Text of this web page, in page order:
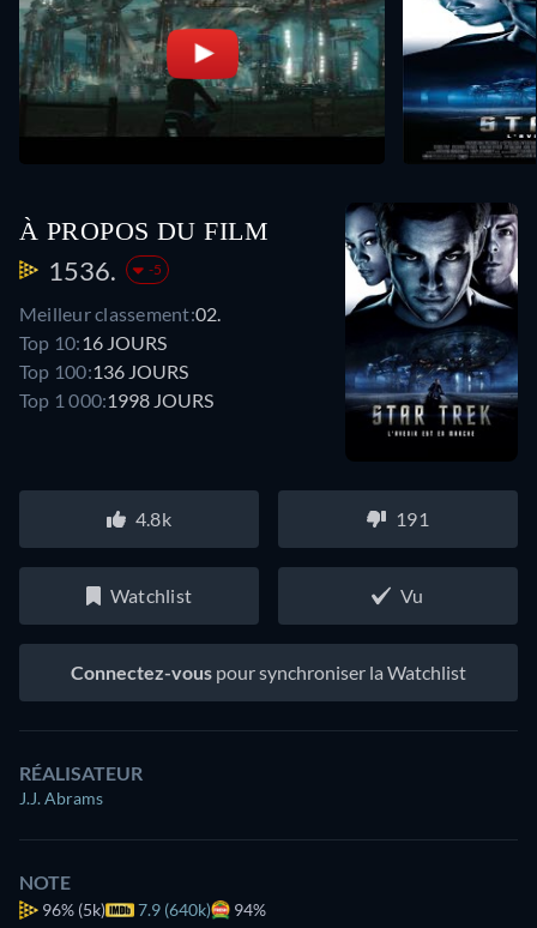
À PROPOS DU FILM
1536. -5
Meilleur classement:02.
Top 10: 16 JOURS
Top 100:136 JOURS
Top 1 000:1998 JOURS
4.8k 191
Watchlist Vu
Connectez-vous pour synchroniser la Watchlist
RÉALISATEUR
J.J. Abrams
NOTE
96% (5k) 7.9 (640k) 94%